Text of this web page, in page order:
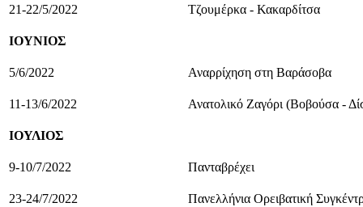
21-22/5/2022 Τζουμέρκα - Κακαρδίτσα
ΙΟΥΝΙΟΣ
5/6/2022 Αναρρίχηση στη Βαράσοβα
11-13/6/2022 Ανατολικό Ζαγόρι (Βοβούσα -
ΙΟΥΛΙΟΣ
9-10/7/2022 Πανταβρέχει
23-24/7/2022 Πανελλήνια Ορειβατική